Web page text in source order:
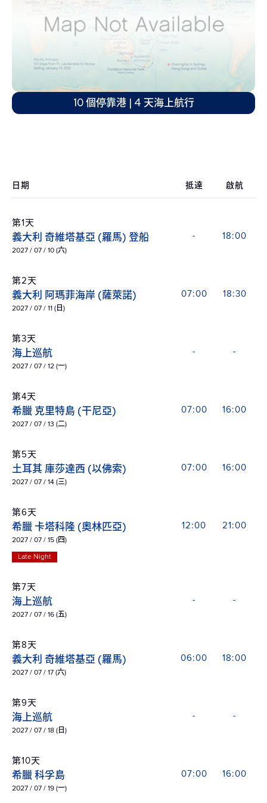
10 個停靠港 | 4 天海上航行
日期 抵達 啟航
第1天
義大利 奇維塔基亞 (羅馬) 登船
2027 / 07 / 10 (六)
- 18:00
第2天
義大利 阿瑪菲海岸 (薩萊諾)
2027 / 07 / 11 (日)
07:00 18:30
第3天
海上巡航
2027 / 07 / 12 (一)
- -
第4天
希臘 克里特島 (干尼亞)
2027 / 07 / 13 (二)
07:00 16:00
第5天
土耳其 庫莎達西 (以佛索)
2027 / 07 / 14 (三)
07:00 16:00
第6天
希臘 卡塔科隆 (奧林匹亞)
2027 / 07 / 15 (四)
Late Night
12:00 21:00
第7天
海上巡航
2027 / 07 / 16 (五)
- -
第8天
義大利 奇維塔基亞 (羅馬)
2027 / 07 / 17 (六)
06:00 18:00
第9天
海上巡航
2027 / 07 / 18 (日)
- -
第10天
希臘 科孚島
2027 / 07 / 19 (一)
07:00 16:00